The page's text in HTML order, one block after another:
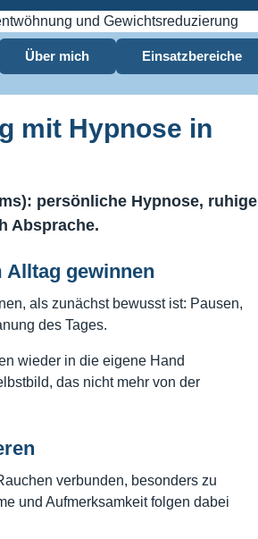
Über mich Einsatzbereiche
mit Hypnose in
persönliche Hypnose, ruhige
Absprache.
gewinnen
als zunächst bewusst ist: Pausen,
des Tages.
wieder in die eigene Hand
das nicht mehr von der
verbunden, besonders zu
und Aufmerksamkeit folgen dabei